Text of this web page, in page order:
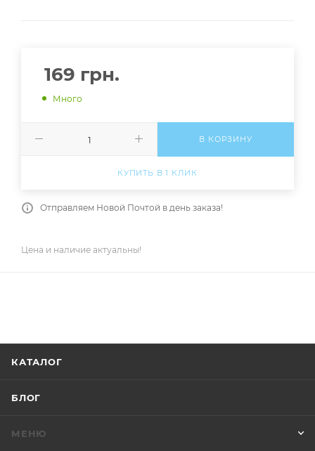
169 грн.
Много
В КОРЗИНУ
КУПИТЬ В 1 КЛИК
Отправляем Новой Почтой в день заказа!
Цена и наличие актуальны!
КАТАЛОГ
БЛОГ
МЕНЮ